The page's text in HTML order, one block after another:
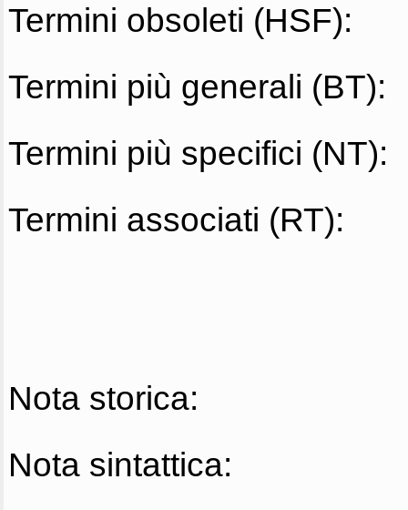
Termini obsoleti (HSF):
Termini più generali (BT):
Termini più specifici (NT):
Termini associati (RT):
Nota storica:
Nota sintattica: